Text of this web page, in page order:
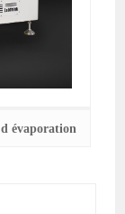
évaporation